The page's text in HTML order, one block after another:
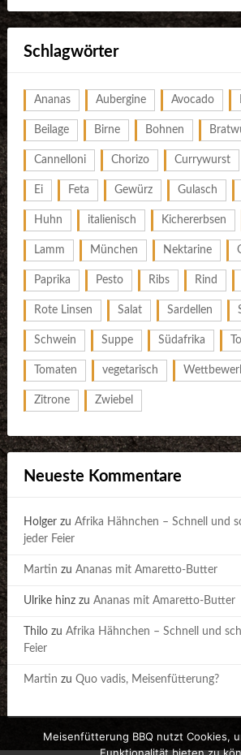
Schlagwörter
Ananas Aubergine Avocado
Beilage Birne Bohnen
Cannelloni Chorizo Currywurst
Ei Feta Gewürz Gulasch
Huhn italienisch Kichererbsen
Lamm München Nektarine
Paprika Pesto Ribs Rind
Rote Linsen Salat Sardellen
Schwein Suppe Südafrika
Tomaten vegetarisch
Zitrone Zwiebel
Neueste Kommentare
Holgerzu Afrika Hähnchen – Schnell und
jeder Feier
Martin zu Ananas mit Amaretto-Butter
Ulrike hinzzu Ananas mit Amaretto-Butter
Thilozu Afrika Hähnchen – Schnell und
Feier
Martin zu Quo vadis, Meisenfütterung?
Meisenfütterung BBQ nutzt Cookies,